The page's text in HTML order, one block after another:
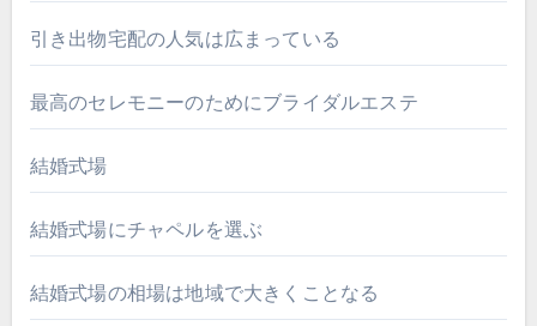
引き出物宅配の人気は広まっている
最高のセレモニーのためにブライダルエステ
結婚式場
結婚式場にチャペルを選ぶ
結婚式場の相場は地域で大きくことなる